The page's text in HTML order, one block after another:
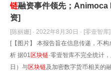
链融资事件领先；
资]
[陈丽姗] · 2022年8月30日 · [零壹智库]
[【图片】 本报告旨在信息传递，不
析 据01区块链·零壹智库不完全统计
日）与区块链及加密数字货币相关的